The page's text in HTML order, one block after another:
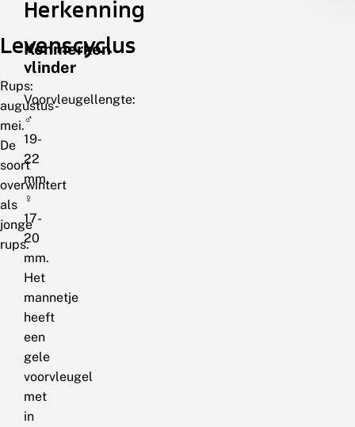
Levenscyclus
Rups:
augustus-
mei.
De
soort
overwintert
als
jonge
rups.
Herkenning
Kenmerken
vlinder
Voorvleugellengte:
♂
19-
22
mm,
♀
17-
20
mm.
Het
mannetje
heeft
een
gele
voorvleugel
met
in